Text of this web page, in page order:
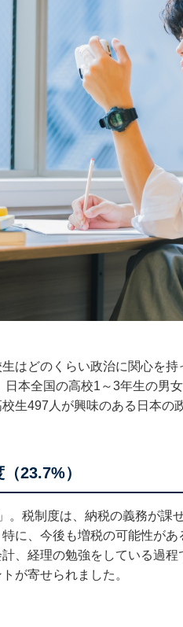
はどのくらい政治に関心を
日本全国の高校1～3年生の男
生497人が興味のある日本の
23.7%）
。税制度は、納税の義務が課
に、今後も増税の可能性が
、経理の勉強をしている過
が寄せられました。